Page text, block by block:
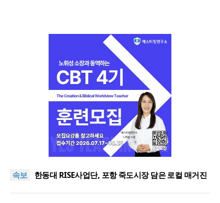
속보
느헤미야 연합기도회, ‘왕의 기도’로 나라·한국교회·다
여”
한동대 RISE사업단, 포항 죽도시장 담은 로컬 매거진